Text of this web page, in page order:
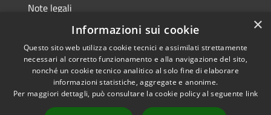
Note legali
Dichiarazione di accessibilità
RSS
Accessibilità
Copyright © 2026 • Comune di
×
Informazioni sui cookie
Questo sito web utilizza cookie tecnici e assimilati strettamente
necessari al corretto funzionamento e alla navigazione del sito,
nonché un cookie tecnico analitico al solo fine di elaborare
informazioni statistiche, aggregate e anonime.
Per maggiori dettagli, può consultare la cookie policy al seguente link